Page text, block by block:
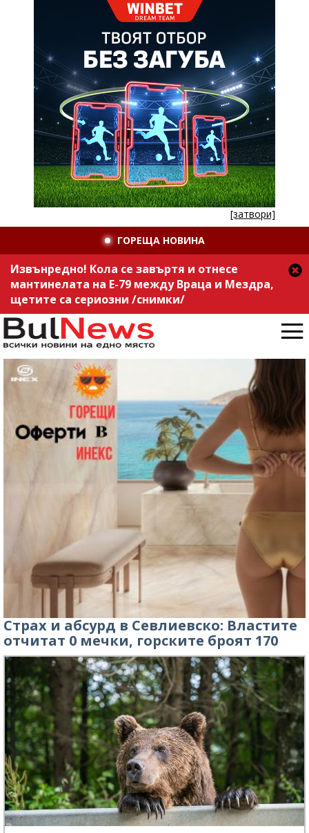
[затвори]
ГОРЕЩА НОВИНА
Извънредно! Кола се завъртя и отнесе
мантинелата на Е-79 между Враца и Мездра,
щетите са сериозни /снимки/
Страх и абсурд в Севлиевско: Властите
отчитат 0 мечки, горските броят 170